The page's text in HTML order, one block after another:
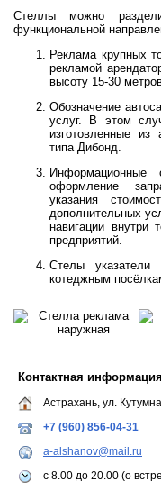
Стеллы можно
функциональной
Реклама крупных
рекламой
высоту 15-30
Обозначение
услуг. В этом
изготовленные из
типа Дибонд.
оформление
указания
дополнительных
навигации внутри
предприятий.
Стелы
котеджным
Контактная информация
Астрахань, ул.
+7 (960) 856-04-31
a-alshanov@mail.ru
с 8.00 до 20.00 (о